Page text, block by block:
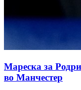
Мареска за
во Манчестер